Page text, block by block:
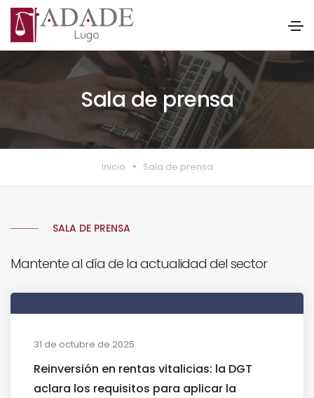
Sala de prensa
Inicio Sala de prensa
SALA DE PRENSA
Mantente al día de la actualidad del sector
31 de octubre de 2025
Reinversión en rentas vitalicias: la DGT
aclara los requisitos para aplicar la